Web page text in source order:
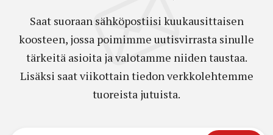
Saat suoraan sähköpostiisi kuukausittaisen
koosteen, jossa poimimme uutisvirrasta sinulle
tärkeitä asioita ja valotamme niiden taustaa.
Lisäksi saat viikottain tiedon verkkolehtemme
tuoreista jutuista.